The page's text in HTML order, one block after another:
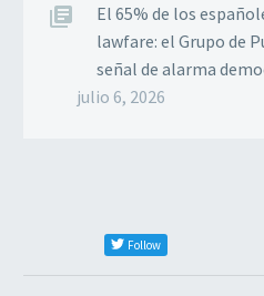
El 65% de los
lawfare: el Grupo de
señal de alarma
julio 6, 2026
Follow